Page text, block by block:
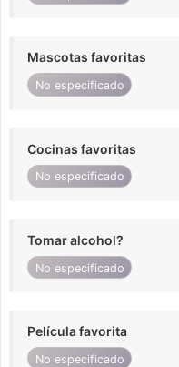
Mascotas favoritas
No especificado
Cocinas favoritas
No especificado
Tomar alcohol?
No especificado
Película favorita
No especificado